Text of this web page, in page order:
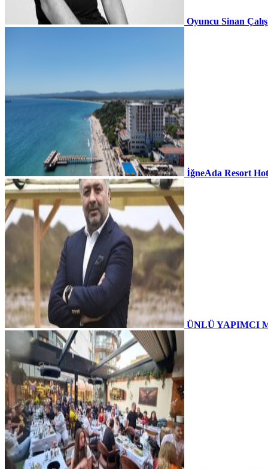
Oyuncu Sinan
İğneAda Resort
ÜNLÜ YAPIMCI